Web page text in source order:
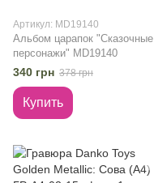
Артикул: MD19140
Альбом царапок "Сказочные
персонажи" MD19140
340 грн 378 грн
Купить